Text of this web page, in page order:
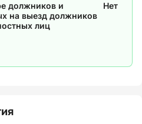
должников и
на выезд должников
лиц
Нет